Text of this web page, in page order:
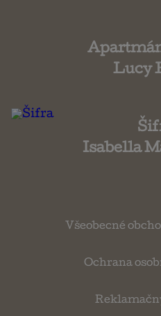
Lucy
Isabella
Všeobecné
Ochrana